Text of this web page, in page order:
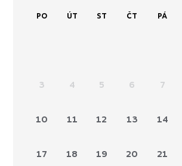
PO ÚT ST ČT PÁ
3 4 5 6 7
10 11 12 13 14
17 18 19 20 21